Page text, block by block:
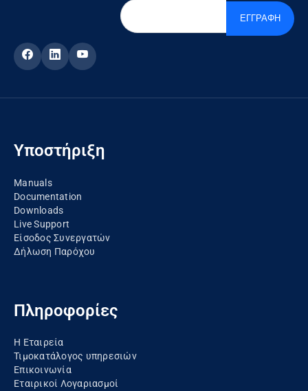
ΕΓΓΡΑΦΗ
Υποστήριξη
Manuals
Documentation
Downloads
Live Support
Είσοδος Συνεργατών
Δήλωση Παρόχου
Πληροφορίες
Η Εταιρεία
Τιμοκατάλογος υπηρεσιών
Επικοινωνία
Εταιρικοί Λογαριασμοί